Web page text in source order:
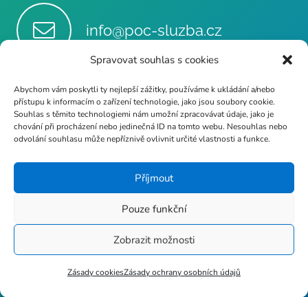
Spravovat souhlas s cookies
Abychom vám poskytli ty nejlepší zážitky, používáme k ukládání a/nebo
přístupu k informacím o zařízení technologie, jako jsou soubory cookie.
Souhlas s těmito technologiemi nám umožní zpracovávat údaje, jako je
chování při procházení nebo jedinečná ID na tomto webu. Nesouhlas nebo
odvolání souhlasu může nepříznivě ovlivnit určité vlastnosti a funkce.
Příjmout
Pouze funkční
Zobrazit možnosti
Zásady cookiesZásady ochrany osobních údajů
info@poc-sluzba.cz
+420 724 189 681
Stupkova 413/1a, 779 00
Olomouc